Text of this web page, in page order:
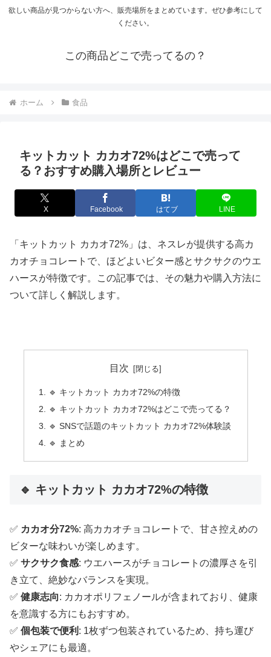
欲しい商品が見つからない方へ、販売場所をまとめています。ぜひ参考にして
ください。
この商品どこで売ってるの？
ホーム 食品
キットカット カカオ72%はどこで売って
る？おすすめ購入場所とレビュー
X Facebook はてブ LINE
「キットカット カカオ72%」は、ネスレが提供する高カ
カオチョコレートで、ほどよいビター感とサクサクのウエ
ハースが特徴です。この記事では、その魅力や購入方法に
ついて詳しく解説します。
目次
🔹 キットカット カカオ72%の特徴
🔹 キットカット カカオ72%はどこで売ってる？
🔹 SNSで話題のキットカット カカオ72%体験談
🔹 まとめ
🔹 キットカット カカオ72%の特徴
✅ カカオ分72%: 高カカオチョコレートで、甘さ控えめの
ビターな味わいが楽しめます。
✅ サクサク食感: ウエハースがチョコレートの濃厚さを引
き立て、絶妙なバランスを実現。
✅ 健康志向: カカオポリフェノールが含まれており、健康
を意識する方にもおすすめ。
✅ 個包装で便利 : 1枚ずつ包装されているため、持ち運び
やシェアにも最適。